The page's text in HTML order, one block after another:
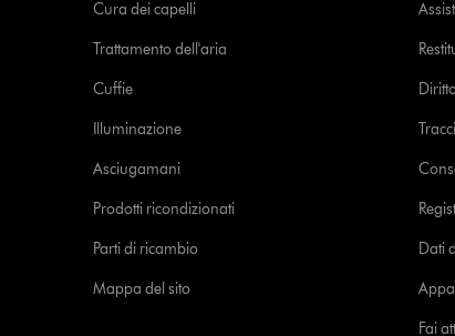
Cura dei capelli
Trattamento dell'aria
Cuffie
Illuminazione
Asciugamani
Prodotti ricondizionati
Parti di ricambio
Mappa del sito
Dati
Fai